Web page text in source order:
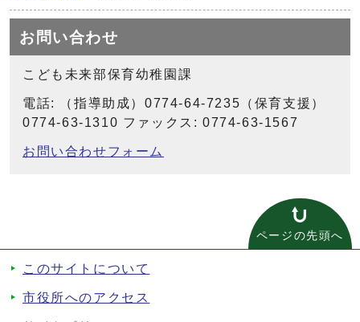
お問い合わせ
こども未来部保育幼稚園課
電話: （指導助成）0774-64-7235（保育支援）
0774-63-1310 ファックス: 0774-63-1567
お問い合わせフォーム
ページの先頭へ
このサイトについて
市役所へのアクセス